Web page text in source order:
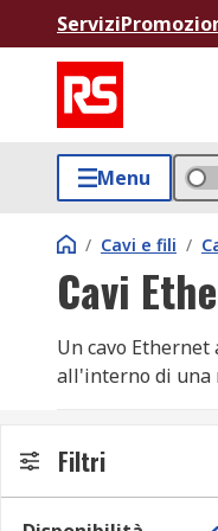
Servizi
Menu
/ Cavi e fili /
Cavi
Un cavo
all'interno di una
Cavi LAN
I cavi LAN sono
Filtri